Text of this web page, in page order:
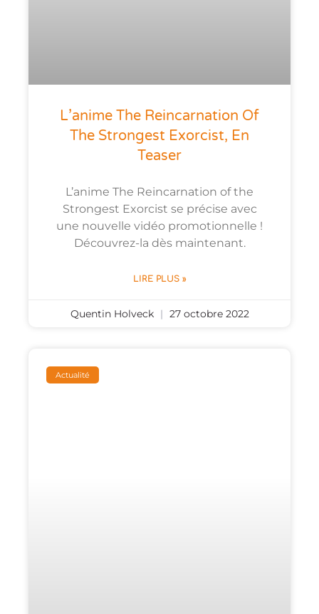
L’anime The Reincarnation Of
The Strongest Exorcist, En
Teaser
L’anime The Reincarnation of the
Strongest Exorcist se précise avec
une nouvelle vidéo promotionnelle !
Découvrez-la dès maintenant.
LIRE PLUS »
Quentin Holveck 27 octobre 2022
Actualité